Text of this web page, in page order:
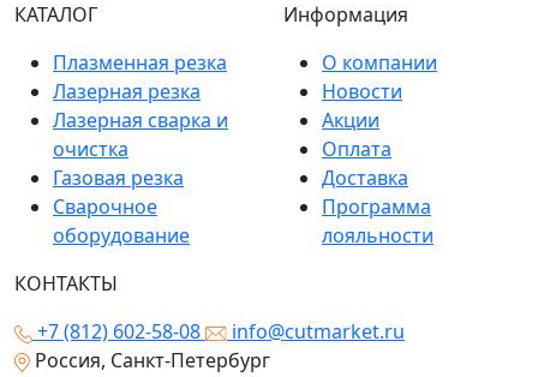
КАТАЛОГ
Плазменная резка
Лазерная резка
Лазерная сварка и
очистка
Газовая резка
Сварочное
оборудование
Информация
О компании
Новости
Акции
Оплата
Доставка
Программа
лояльности
КОНТАКТЫ
+7 (812) 602-58-08
info@cutmarket.ru
Россия, Санкт-Петербург